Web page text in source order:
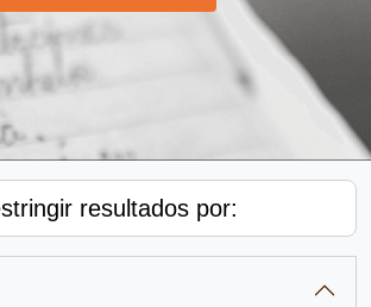
resultados por: